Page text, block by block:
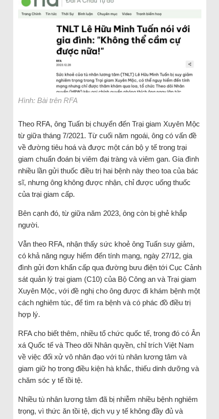
Hình: Bài trên RFA
Theo RFA, ông Tuấn bị chuyển đến Trại giam Xuyên Mộc
từ giữa tháng 7/2021. Từ cuối năm ngoái, ông có vấn đề
về đường tiêu hoá và được một cán bộ y tế trong trại
giam chuẩn đoán bị viêm đại tràng và viêm gan. Gia đình
nhiều lần gửi thuốc điều trị hai bệnh này theo toa của bác
sĩ, nhưng ông không được nhận, chỉ được uống thuốc
của trại giam cấp.
Bên cạnh đó, từ giữa năm 2023, ông còn bị ghẻ khắp
người.
Vẫn theo RFA, nhận thấy sức khoẻ ông Tuấn suy giảm,
có khả năng nguy hiểm đến tính mạng, ngày 27/12, gia
đình gửi đơn khẩn cấp qua đường bưu điện tới Cục Cảnh
sát quản lý trại giam (C10) của Bộ Công an và Trại giam
Xuyên Mộc, với đề nghị cho ông được đi khám bệnh một
cách nghiêm túc, để tìm ra bệnh và có phác đồ điều trị
hợp lý.
RFA cho biết thêm, nhiều tổ chức quốc tế, trong đó có Ân
xá Quốc tế và Theo dõi Nhân quyền, chỉ trích Việt Nam
về việc đối xử vô nhân đạo với tù nhân lương tâm và
giam giữ họ trong điều kiện hà khắc, thiếu dinh dưỡng và
chăm sóc y tế tồi tệ.
Nhiều tù nhân lương tâm đã bị nhiễm nhiều bệnh nghiêm
trọng, vì thức ăn tồi tệ, dịch vụ y tế không đầy đủ và